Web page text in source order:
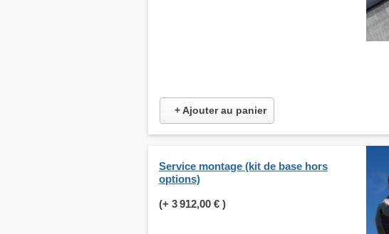
+ Ajouter au panier
Service montage (kit de base hors
options)
(+ 3 912,00 € )